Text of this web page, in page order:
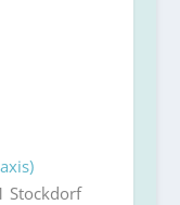
Stockdorf